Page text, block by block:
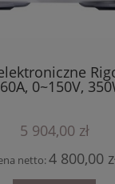
0~150V,
5 904,00 zł
netto:4 800,00